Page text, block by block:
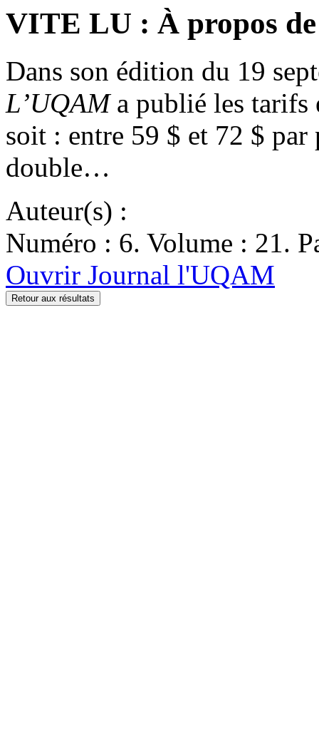
VITE LU : À propos
Dans son édition du 19
L’UQAMa publié les tarifs
soit : entre 59 $ et 72 $ par
double…
Auteur(s) :
Numéro : 6. Volume : 21.
Ouvrir Journal l'UQAM
Retour aux résultats